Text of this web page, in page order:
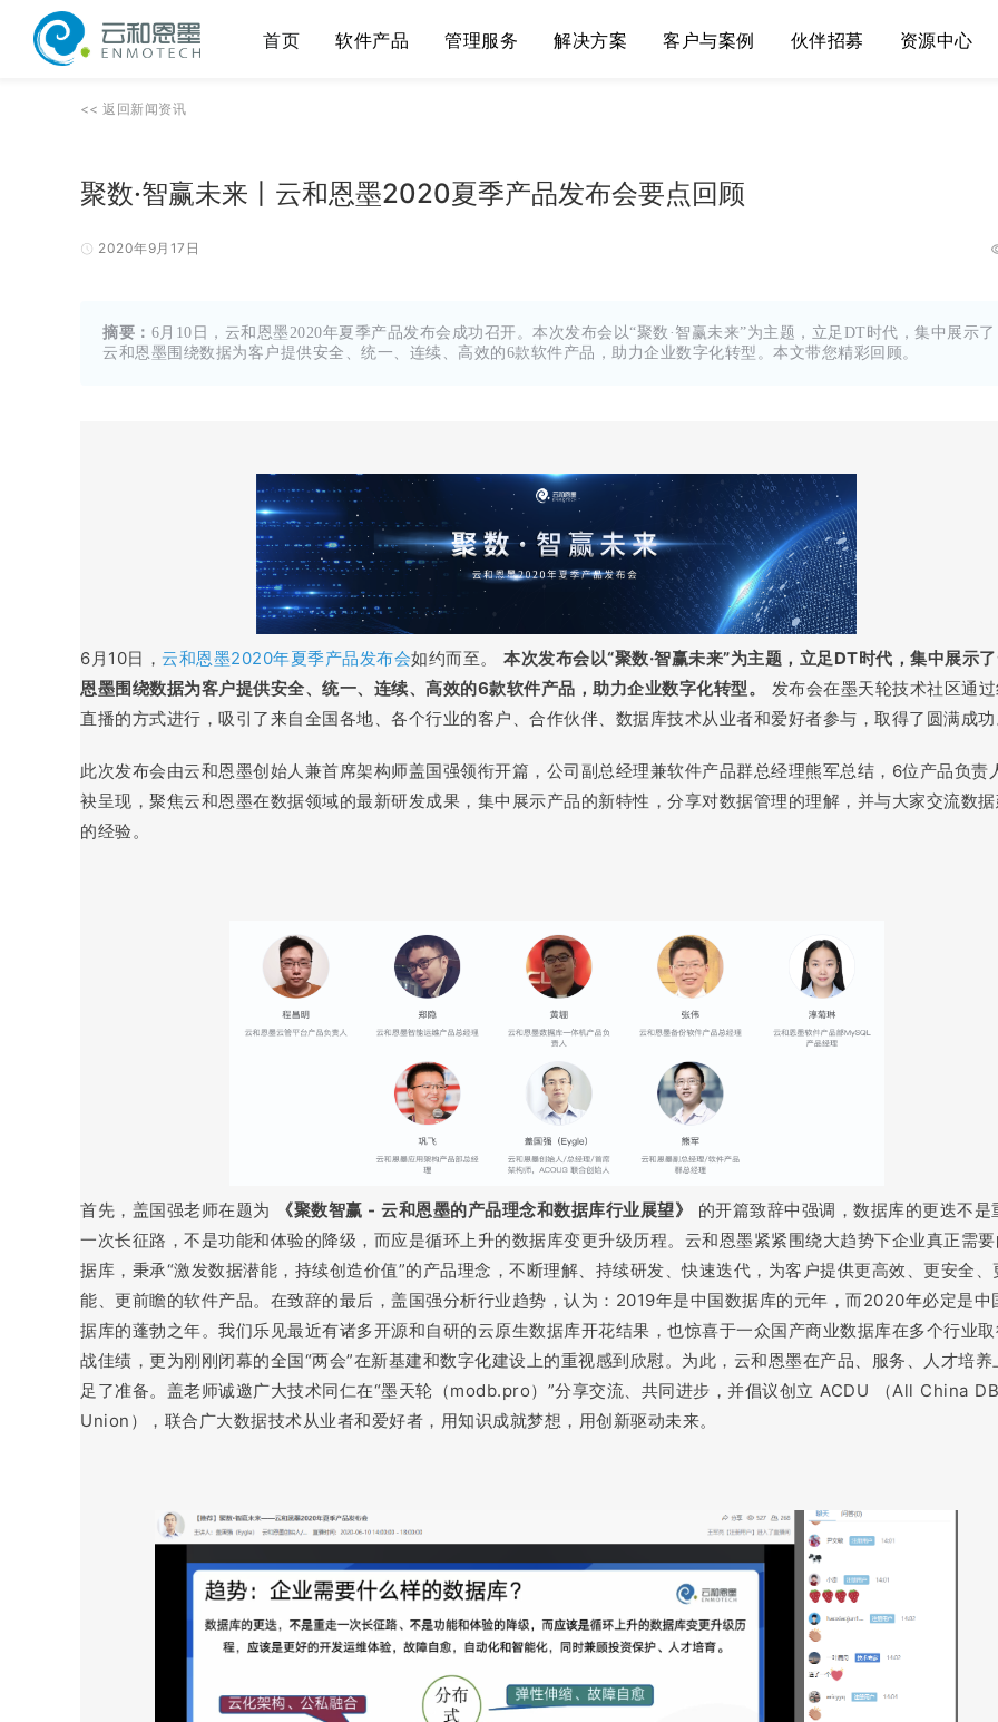
首页 软件产品 管理服务 解决方案 客户与案例 伙伴招募 资源中心
<< 返回新闻资讯
聚数·智赢未来丨云和恩墨2020夏季产品发布会要点回顾
2020年9月17日
摘要： 6月10日，云和恩墨2020年夏季产品发布会成功召开。本次发布会以“聚数·智赢未来”为主题，立足DT时代，集中展示了
云和恩墨围绕数据为客户提供安全、统一、连续、高效的6款软件产品，助力企业数字化转型。本文带您精彩回顾。
6月10日， 云和恩墨2020年夏季产品发布会如约而至。 本次发布会以“聚数·智赢未来”为主题，立足DT时代，集中展示
恩墨围绕数据为客户提供安全、统一、连续、高效的6款软件产品，助力企业数字化转型。
发布会在墨天轮技术社区通
直播的方式进行，吸引了来自全国各地、各个行业的客户、合作伙伴、数据库技术从业者和爱好者参与，取得了圆满成
此次发布会由云和恩墨创始人兼首席架构师盖国强领衔开篇，公司副总经理兼软件产品群总经理熊军总结，6位产品负责
袂呈现，聚焦云和恩墨在数据领域的最新研发成果，集中展示产品的新特性，分享对数据管理的理解，并与大家交流数
的经验。
首先，盖国强老师在题为 《聚数智赢 - 云和恩墨的产品理念和数据库行业展望》
的开篇致辞中强调，数据库的更迭不是
一次长征路，不是功能和体验的降级，而应是循环上升的数据库变更升级历程。云和恩墨紧紧围绕大趋势下企业真正需
据库，秉承“激发数据潜能，持续创造价值”的产品理念，不断理解、持续研发、快速迭代，为客户提供更高效、更安全、
能、更前瞻的软件产品。在致辞的最后，盖国强分析行业趋势，认为：2019年是中国数据库的元年，而2020年必定是中
据库的蓬勃之年。我们乐见最近有诸多开源和自研的云原生数据库开花结果，也惊喜于一众国产商业数据库在多个行业
战佳绩，更为刚刚闭幕的全国“两会”在新基建和数字化建设上的重视感到欣慰。为此，云和恩墨在产品、服务、人才培养
足了准备。盖老师诚邀广大技术同仁在“墨天轮（modb.pro）”分享交流、共同进步，并倡议创立 ACDU （All China
Union），联合广大数据技术从业者和爱好者，用知识成就梦想，用创新驱动未来。